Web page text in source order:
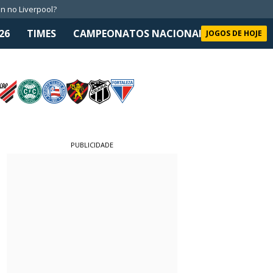
no Liverpool?
TIMES CAMPEONATOS NACIONAIS SELEÇÃO
JOGOS DE HOJE
PUBLICIDADE